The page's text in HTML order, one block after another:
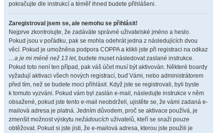
pokračujte dle instrukcí a téměř ihned budete přihlášeni.
Zaregistroval jsem se, ale nemohu se přihlásit!
Nejprve zkontrolujte, že zadáváte správné uživatelské jméno a heslo.
Pokud jsou v pořádku, pak se mohla odehrát jedna z následujících dvou
věcí. Pokud je umožněna podpora COPPA a klikli jste při registraci na odkaz
…a je mi méně než 13 let, budete muset následovat zaslané instrukce.
Pokud toto není ten případ, pak váš účet musí být aktivován. Některé boardy
vyžadují aktivaci všech nových registrací, buď Vámi, nebo administrátorem
před tím, než se budete moci přihlásit. Když jste se registrovali, byli byste
k tomuto vyzváni. Pokud vám byl zaslán e-mail, následujte instrukce v něm
obsažené, pokud jste tento e-mail neobdrželi, ujistěte se, že vámi zadaná e-
mailová adresa je platná. Jedním důvodem, proč se aktivace používá, je
zmenšit možnost výskytu nežádoucích uživatelů, kteří se snaží pouze
obtěžovat. Pokud si jste jisti, že e-mailová adresa, kterou jste použili je